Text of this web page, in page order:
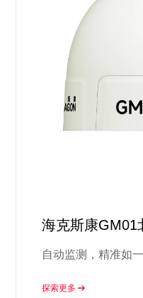
海克斯康GM01
自动监测，精准如
探索更多